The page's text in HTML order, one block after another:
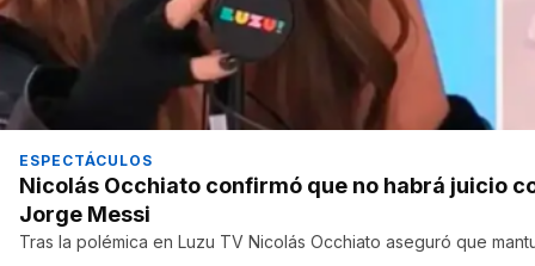
ESPECTÁCULOS
Nicolás Occhiato confirmó que no habrá juicio
Jorge Messi
Tras la polémica en Luzu TV Nicolás Occhiato aseguró que